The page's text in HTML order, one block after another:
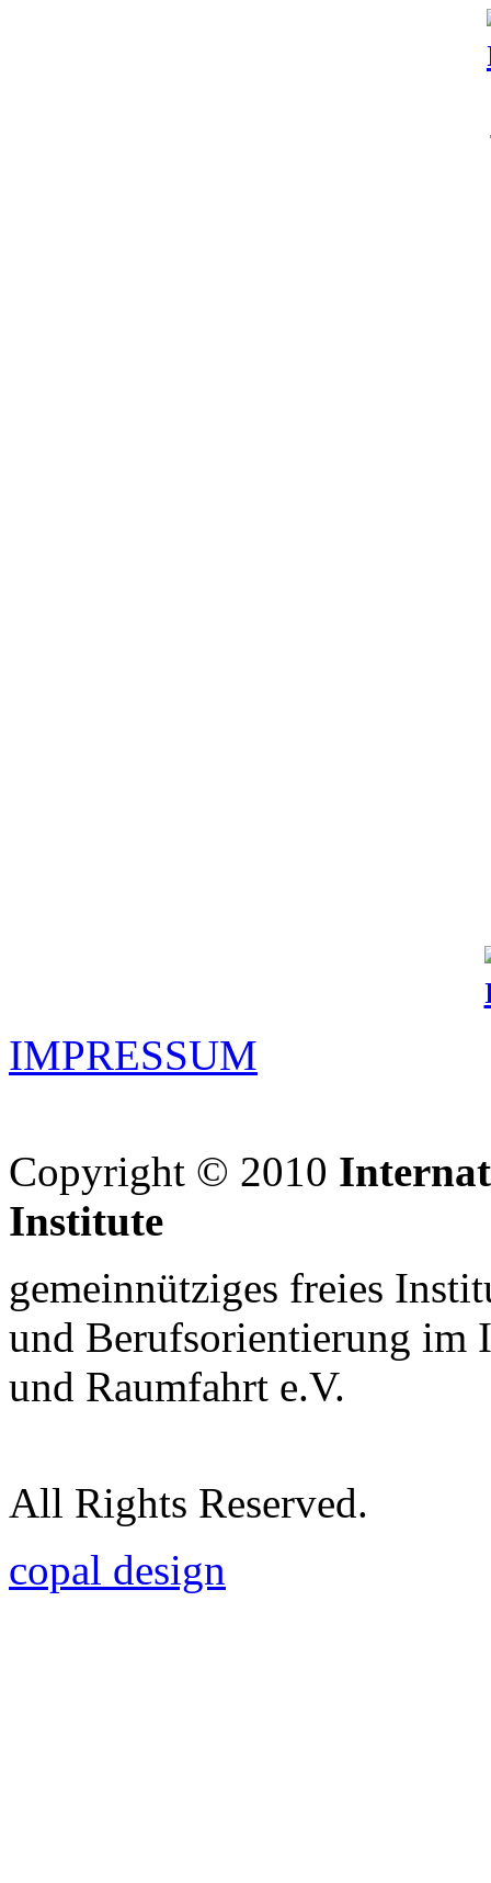
IMPRESSUM
Copyright © 2010
Institute
gemeinnütziges freies
und Berufsorientierung im
und Raumfahrt e.V.
All Rights Reserved.
copal design